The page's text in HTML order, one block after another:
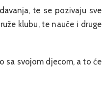
te se pozivaju sve
klubu, te nauče i druge
sa svojom djecom, a to će